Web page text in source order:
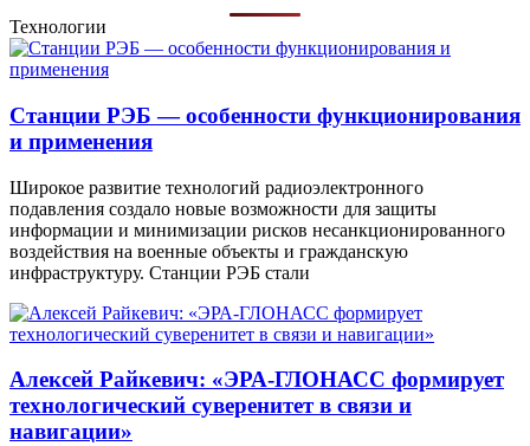
Технологии
Станции РЭБ — особенности функционирования
и применения
Широкое развитие технологий радиоэлектронного
подавления создало новые возможности для защиты
информации и минимизации рисков несанкционированного
воздействия на военные объекты и гражданскую
инфраструктуру. Станции РЭБ стали
Алексей Райкевич: «ЭРА-ГЛОНАСС формирует
технологический суверенитет в связи и
навигации»